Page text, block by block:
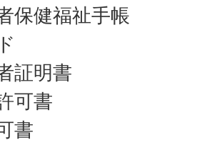
保健福祉手帳
証明書
可書
書